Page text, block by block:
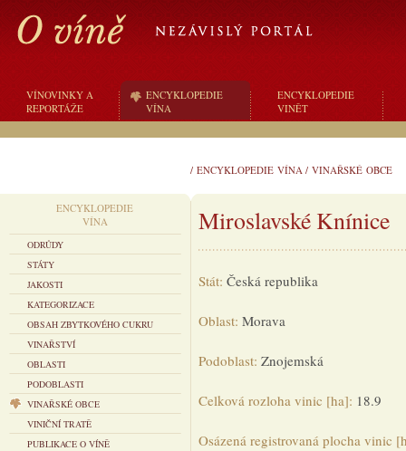
VÍNOVINKY A
REPORTÁŽE
ENCYKLOPEDIE
VÍNA
ENCYKLOPEDIE
VINĚT
/ ENCYKLOPEDIE VÍNA / VINAŘSKÉ OBCE
ENCYKLOPEDIE
VÍNA
ODRŮDY
STÁTY
JAKOSTI
KATEGORIZACE
OBSAH ZBYTKOVÉHO CUKRU
VINAŘSTVÍ
OBLASTI
PODOBLASTI
VINAŘSKÉ OBCE
VINIČNÍ TRATĚ
PUBLIKACE O VÍNĚ
Miroslavské Knínice
Stát: Česká republika
Oblast: Morava
Podoblast: Znojemská
Celková rozloha vinic [ha]: 18.9
Osázená registrovaná plocha vinic